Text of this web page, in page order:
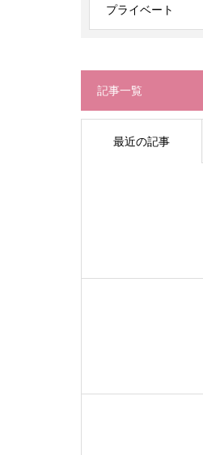
プライベート
記事一覧
最近の記事